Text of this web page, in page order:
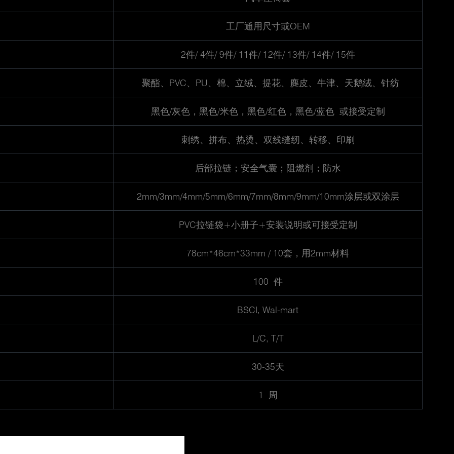
工厂通用尺寸或OEM
2件/ 4件/ 9件/ 11件/ 12件/ 13件/ 14件/ 15件
聚酯、PVC、PU、棉、立绒、提花、麂皮、牛津、天鹅绒、针纺
黑色/灰色，黑色/米色，黑色/红色，黑色/蓝色 或接受定制
刺绣、拼布、热烫、双线缝纫、转移、印刷
后部拉链；安全气囊；阻燃剂；防水
2mm/3mm/4mm/5mm/6mm/7mm/8mm/9mm/10mm涂层或双涂层
PVC拉链袋+小册子+安装说明或可接受定制
78cm*46cm*33mm / 10套，用2mm材料
100 件
BSCI, Wal-mart
L/C, T/T
30-35天
1 周